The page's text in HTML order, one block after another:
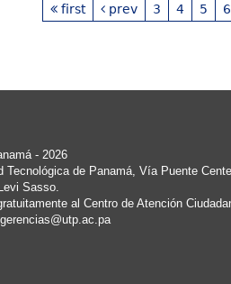
first prev 3 4 5 6
- 2026
Tecnológica de Panamá, Vía Puente
Sasso.
al Centro de Atención